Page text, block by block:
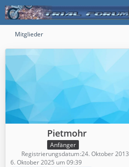
Mitglieder
Pietmohr
Anfänger
Registrierungsdatum 24. Oktober 2013
6. Oktober 2025 um 09:39